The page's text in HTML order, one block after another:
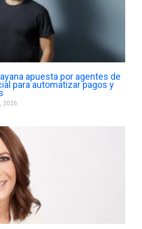
apuesta por agentes de
para automatizar pagos y
2026